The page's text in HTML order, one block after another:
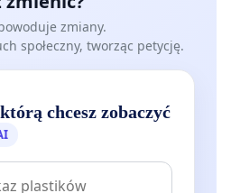
zmiany.
społeczny, tworząc petycję.
chcesz zobaczyć